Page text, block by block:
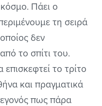
Πάει ο
τη σειρά
δεν
το σπίτι του.
επισκεφτεί το τρίτο
και πραγματικά
πως πάρα